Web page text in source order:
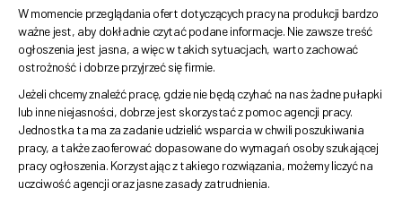
W momencie przeglądania ofert dotyczących pracy na produkcji bardzo
ważne jest, aby dokładnie czytać podane informacje. Nie zawsze treść
ogłoszenia jest jasna, a więc w takich sytuacjach, warto zachować
ostrożność i dobrze przyjrzeć się firmie.
Jeżeli chcemy znaleźć pracę, gdzie nie będą czyhać na nas żadne pułapki
lub inne niejasności, dobrze jest skorzystać z pomoc agencji pracy.
Jednostka ta ma za zadanie udzielić wsparcia w chwili poszukiwania
pracy, a także zaoferować dopasowane do wymagań osoby szukającej
pracy ogłoszenia. Korzystając z takiego rozwiązania, możemy liczyć na
uczciwość agencji oraz jasne zasady zatrudnienia.